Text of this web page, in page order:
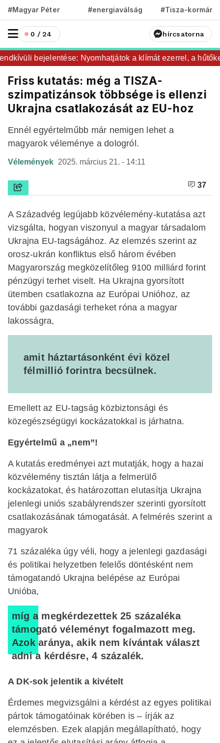
#Magyar Péter #energiaválság #Tisza-kormány
0 / 24 hírcsatorna
bejelentése: Nyomhatjátok a klímát ezerrel, a hűtőket
Friss kutatás: még a TISZA-
szimpatizánsok többsége is ellenzi
Ukrajna csatlakozását az EU-hoz
Ennél egyértelműbb már nemigen lehet a
magyarok véleménye a dologról.
Vélemények 2025. március 21. - 14:11
37
A Századvég legújabb közvélemény-kutatása azt
vizsgálta, hogyan viszonyul a magyar társadalom
Ukrajna EU-tagságához. Az elemzés szerint az
orosz-ukrán konfliktus első három évében
Magyarország megközelítőleg 9100 milliárd forint
pénzügyi terhet viselt. Ha Ukrajna gyorsított
ütemben csatlakozna az Európai Unióhoz, az
további gazdasági terheket róna a magyar
lakosságra,
amit háztartásonként évi közel
félmillió forintra becsülnek.
Emellett az EU-tagság közbiztonsági és
közegészségügyi kockázatokkal is járhatna.
Egyértelmű a „nem”!
A kutatás eredményei azt mutatják, hogy a hazai
közvélemény tisztán látja a felmerülő
kockázatokat, és határozottan elutasítja Ukrajna
jelenlegi uniós szabályrendszer szerinti gyorsított
csatlakozásának támogatását. A felmérés szerint a
magyarok
71 százaléka úgy véli, hogy a jelenlegi gazdasági
és politikai helyzetben felelős döntésként nem
támogatandó Ukrajna belépése az Európai
Unióba,
míg a megkérdezettek 25 százaléka
támogató véleményt fogalmazott meg.
Azok aránya, akik nem kívántak választ
adni a kérdésre, 4 százalék.
A DK-sok jelentik a kivételt
Érdemes megvizsgálni a kérdést az egyes politikai
pártok támogatóinak körében is – írják az
elemzésben. Ezek alapján megállapítható, hogy